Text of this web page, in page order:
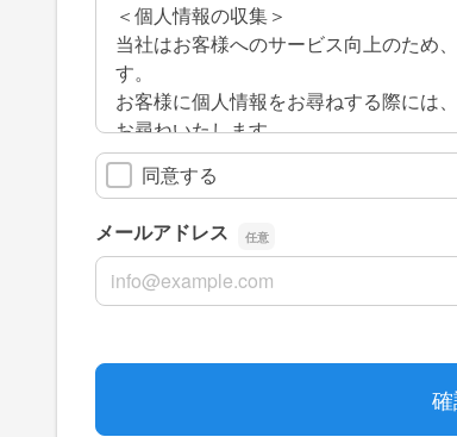
＜個人情報の収集＞
当社はお客様へのサービス向上のため
す。
お客様に個人情報をお尋ねする際には
お尋ねいたします。
＜個人情報の管理＞
してお客様の個人情報の保護を厳正に行
1. 個人情報が外部に漏洩するのを防止
3. 個人情報を他の企業、個人に委託し
同意する
メールアドレス
メールアドレス